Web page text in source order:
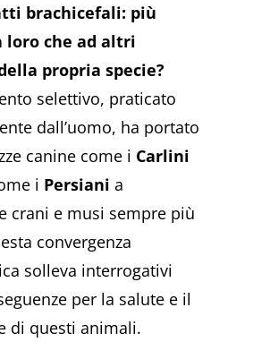
brachicefali: più
che ad altri
propria specie?
selettivo, praticato
dall’uomo, ha portato
canine come i Carlini
i Persiani a
crani e musi sempre più
convergenza
solleva interrogativi
per la salute e il
di questi animali.